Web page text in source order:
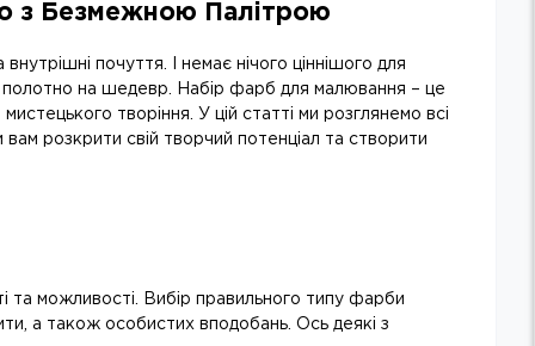
з Безмежною Палітрою
почуття. І немає нічого ціннішого для
на шедевр. Набір фарб для малювання – це
творіння. У цій статті ми розглянемо всі
розкрити свій творчий потенціал та створити
та можливості. Вибір правильного типу фарби
а також особистих вподобань. Ось деякі з